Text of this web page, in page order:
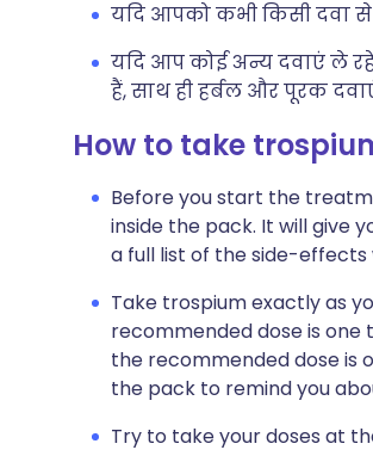
यदि आपको कभी किसी दवा से
यदि आप कोई अन्य दवाएं ले
हैं, साथ ही हर्बल और पूरक
How to take
Before you start the
inside the pack. It will give
a full list of the side-
Take trospium exactly as
recommended dose is one
the recommended dose is
the pack to remind you
Try to take your doses at